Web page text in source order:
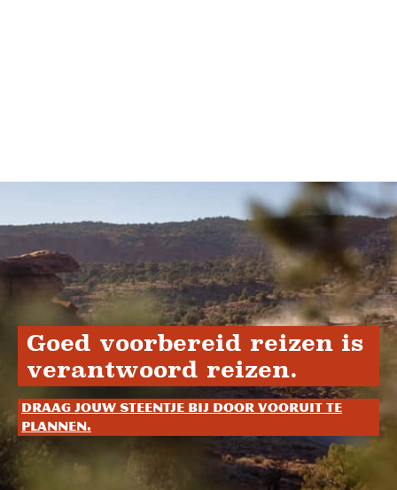
Goed voorbereid reizen is
verantwoord reizen.
Draag jouw steentje bij door vooruit te
plannen.